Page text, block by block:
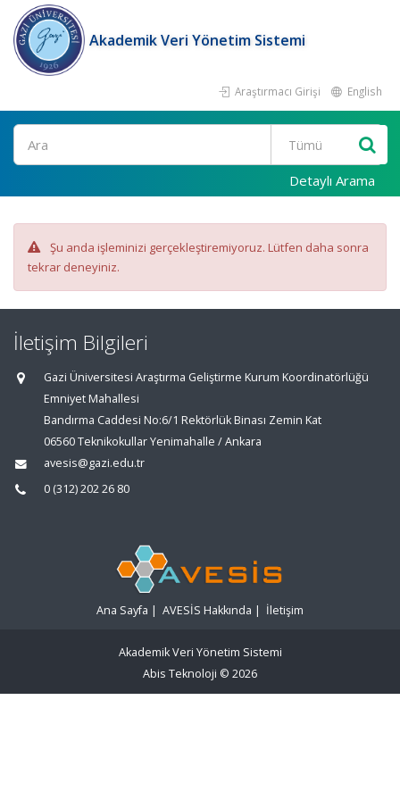
Akademik Veri Yönetim Sistemi
Araştırmacı Girişi English
Ara
Detaylı Arama
Şu anda işleminizi gerçekleştiremiyoruz. Lütfen daha sonra
tekrar deneyiniz.
İletişim Bilgileri
Gazi Üniversitesi Araştırma Geliştirme Kurum Koordinatörlüğü
Emniyet Mahallesi
Bandırma Caddesi No:6/1 Rektörlük Binası Zemin Kat
06560 Teknikokullar Yenimahalle / Ankara
avesis@gazi.edu.tr
0 (312) 202 26 80
Ana Sayfa | AVESİS Hakkında | İletişim
Akademik Veri Yönetim Sistemi
Abis Teknoloji © 2026